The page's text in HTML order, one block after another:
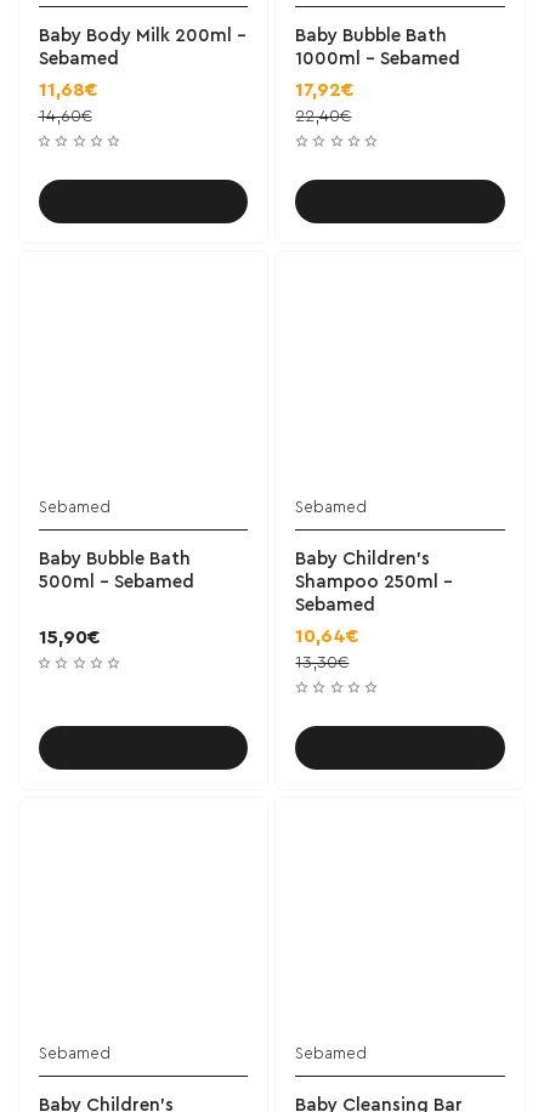
Baby Body Milk 200ml -
Sebamed
11,68€
14,60€
Baby Bubble Bath
1000ml - Sebamed
17,92€
22,40€
Sebamed
Baby Bubble Bath
500ml - Sebamed
15,90€
Sebamed
Baby Children’s
Shampoo 250ml -
Sebamed
10,64€
13,30€
Sebamed
Baby Children’s
Sebamed
Baby Cleansing Bar